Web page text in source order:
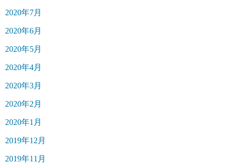
2020年7月
2020年6月
2020年5月
2020年4月
2020年3月
2020年2月
2020年1月
2019年12月
2019年11月